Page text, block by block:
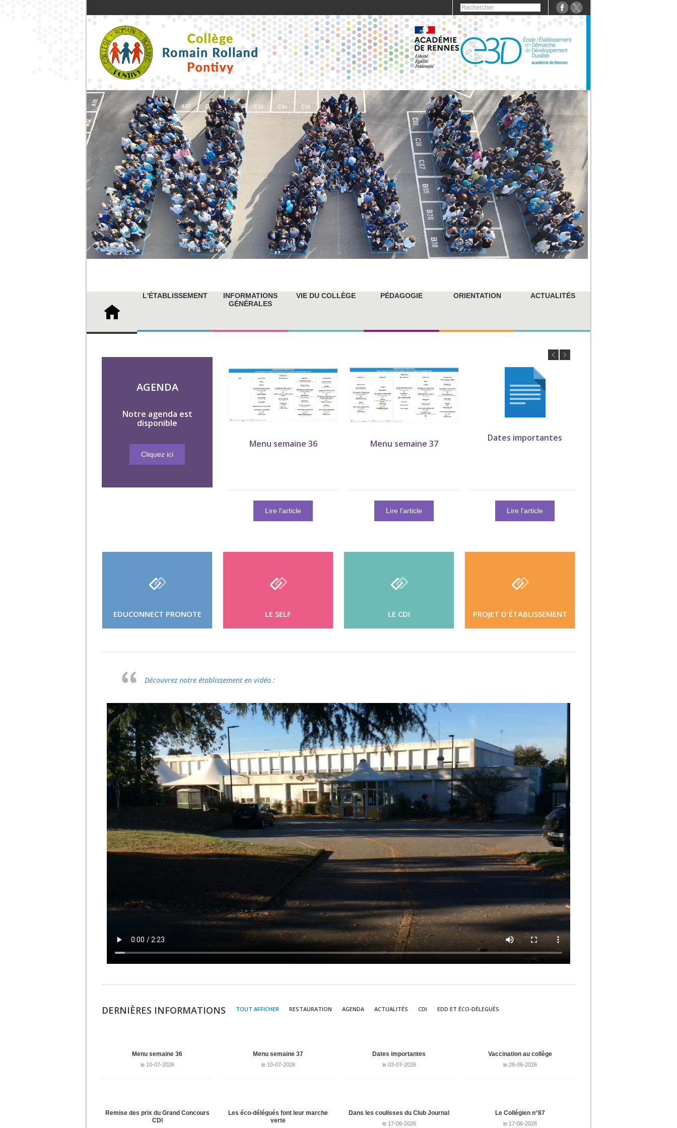
L'ÉTABLISSEMENT
INFORMATIONS
GÉNÉRALES
VIE DU COLLÈGE PÉDAGOGIE ORIENTATION ACTUALITÉS
AGENDA
Notre agenda est
disponible
Cliquez ici
Menu semaine 36
Lire l'article
Menu semaine 37
Lire l'article
Dates importantes
Lire l'article
EDUCONNECT PRONOTE LE SELF LE CDI PROJET D'ÉTABLISSEMENT
Découvrez notre établissement en vidéo :
DERNIÈRES INFORMATIONS TOUT AFFICHER RESTAURATION AGENDA ACTUALITÉS CDI EDD ET ÉCO-DÉLEGUÉS
Menu semaine 36
le 10-07-2026
Menu semaine 37
le 10-07-2026
Dates importantes
le 03-07-2026
Vaccination au collège
le 28-06-2026
Remise des prix du Grand Concours
CDI
Les éco-délégués font leur marche
verte
Dans les coulisses du Club Journal
le 17-06-2026
Le Collégien n°87
le 17-06-2026